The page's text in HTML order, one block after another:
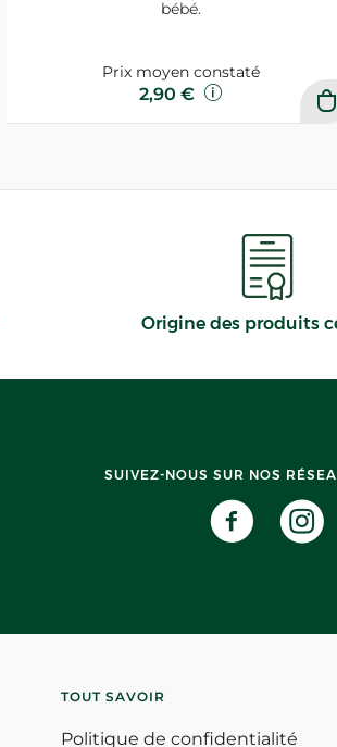
bébé.
Prix moyen constaté
2,90 €
Origine des produits
SUIVEZ-NOUS SUR NOS
TOUT SAVOIR
Politique de confidentialité